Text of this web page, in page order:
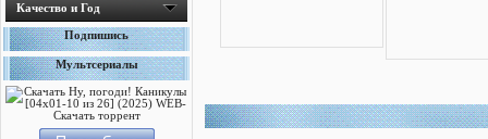
Качество и Год
Подпишись
Мультсериалы